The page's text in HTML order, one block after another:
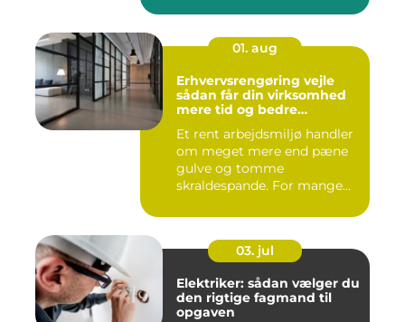
01. aug
Erhvervsrengøring vejle
sådan får din virksomhed
mere tid og bedre
Et rent arbejdsmiljø handler
om meget mere end pæne
gulve og tomme
skraldespande. For mange
03. jul
Elektriker: sådan vælger du
den rigtige fagmand til
opgaven